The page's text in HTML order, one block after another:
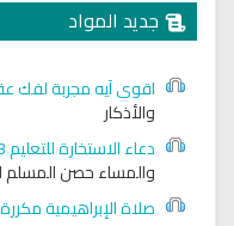
جديد المواد
اقوى آيه مجربة لفك
والأذكار
دعاء الاستخارة للتعليم Mp3
والمساء حصن المسلم
صلاة الإبراهيمية مكررة 100 مرة